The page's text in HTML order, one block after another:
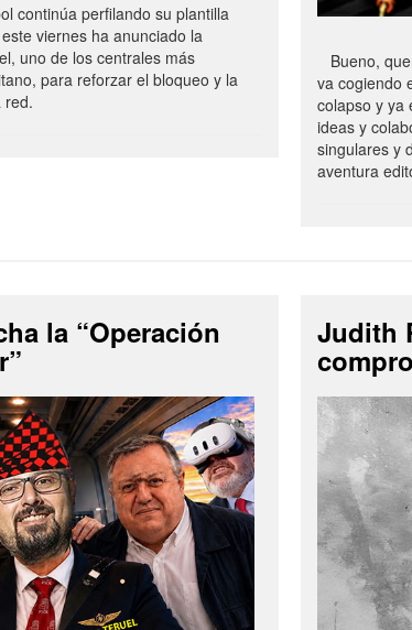
perfilando su plantilla
viernes ha anunciado la
uno de los centrales más
para reforzar el bloqueo y la
red.
Bueno,
va cogiendo
colapso y ya
ideas y
singulares y
aventura
la “Operación Judith